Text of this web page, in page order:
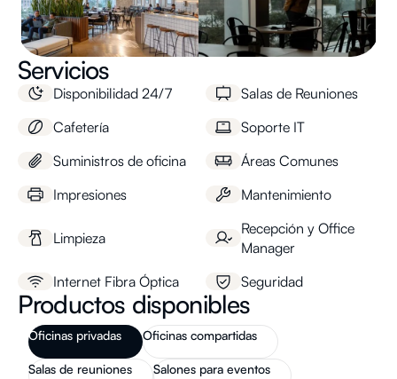
Servicios
Disponibilidad 24/7
Salas de Reuniones
Cafetería
Soporte IT
Suministros de oficina
Áreas Comunes
Impresiones
Mantenimiento
Limpieza
Recepción y Office
Manager
Internet Fibra Óptica
Seguridad
Productos disponibles
Oficinas privadas Oficinas compartidas
Salas de reuniones Salones para eventos